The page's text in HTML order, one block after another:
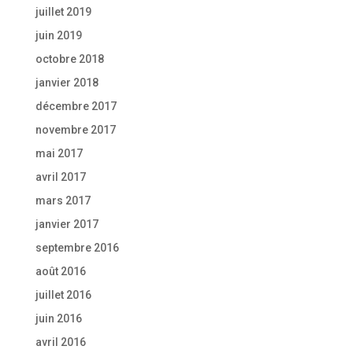
juillet 2019
juin 2019
octobre 2018
janvier 2018
décembre 2017
novembre 2017
mai 2017
avril 2017
mars 2017
janvier 2017
septembre 2016
août 2016
juillet 2016
juin 2016
avril 2016